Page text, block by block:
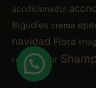
acodicionador
Bigudíes crema
navidad Flora
removedor